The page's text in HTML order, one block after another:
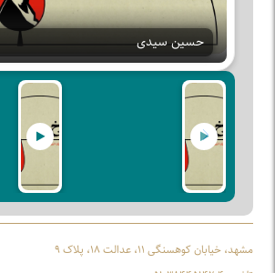
حسین سیدی
مشهد، خیابان کوهسنگی ۱۱، عدالت ۱۸، پلاک ۹